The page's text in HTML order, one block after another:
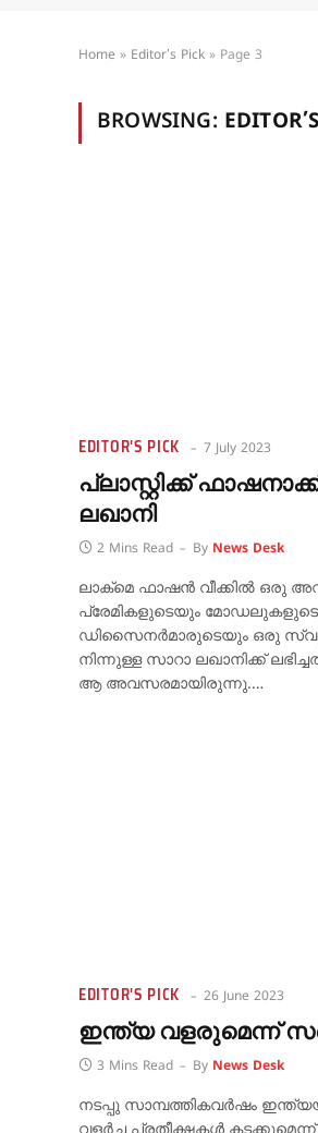
Home » Editor's Pick » Page 3
BROWSING:
EDITOR'S PICK 7 July 2023
പ്ലാസ്റ്റിക്ക്
ലഖാനി
2 Mins Read By News Desk
ലാക്‌മെ ഫാഷൻ വീക്കിൽ ഒരു
പ്രേമികളുടെയും
ഡിസൈനർമാരുടെയും ഒരു
നിന്നുള്ള സാറാ ലഖാനിക്ക്
ആ അവസരമായിരുന്നു.…
EDITOR'S PICK 26 June 2023
ഇന്ത്യ വളരുമെന്ന്
3 Mins Read By News Desk
നടപ്പു സാമ്പത്തികവർഷം